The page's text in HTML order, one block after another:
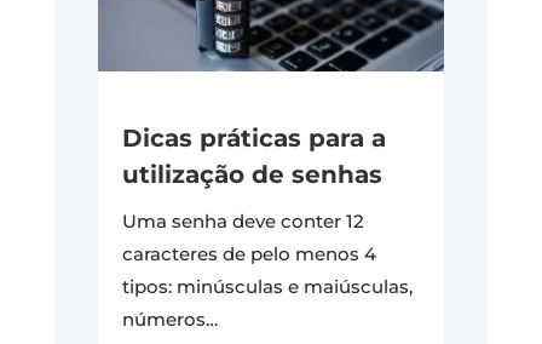
Dicas práticas para a
utilização de senhas
Uma senha deve conter 12
caracteres de pelo menos 4
tipos: minúsculas e maiúsculas,
números…